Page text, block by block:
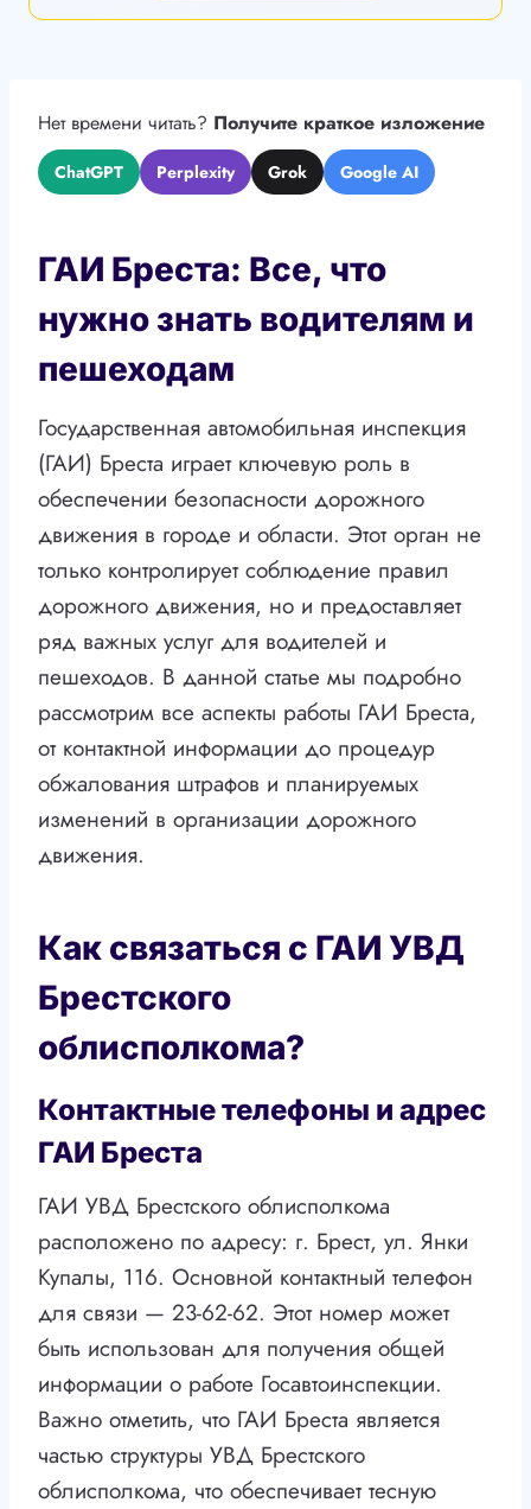
Нет времени читать? Получите краткое изложение
ChatGPT Perplexity Grok Google AI
ГАИ Бреста: Все, что
нужно знать водителям и
пешеходам
Государственная автомобильная инспекция
(ГАИ) Бреста играет ключевую роль в
обеспечении безопасности дорожного
движения в городе и области. Этот орган не
только контролирует соблюдение правил
дорожного движения, но и предоставляет
ряд важных услуг для водителей и
пешеходов. В данной статье мы подробно
рассмотрим все аспекты работы ГАИ Бреста,
от контактной информации до процедур
обжалования штрафов и планируемых
изменений в организации дорожного
движения.
Как связаться с ГАИ УВД
Брестского
облисполкома?
Контактные телефоны и адрес
ГАИ Бреста
ГАИ УВД Брестского облисполкома
расположено по адресу: г. Брест, ул. Янки
Купалы, 116. Основной контактный телефон
для связи — 23-62-62. Этот номер может
быть использован для получения общей
информации о работе Госавтоинспекции.
Важно отметить, что ГАИ Бреста является
частью структуры УВД Брестского
облисполкома, что обеспечивает тесную